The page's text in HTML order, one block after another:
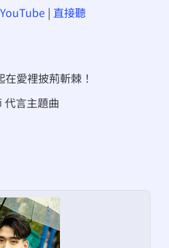
YouTube | 直接聽
愛裡披荊斬棘！
代言主題曲